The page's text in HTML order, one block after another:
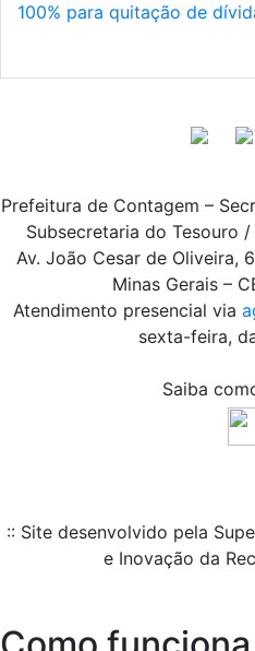
100% para quitação de
Prefeitura de Contagem –
Subsecretaria do Tesouro
Av. João Cesar de Oliveira,
Minas Gerais –
Atendimento presencial via
sexta-feira,
Saiba
:: Site desenvolvido pela
e Inovação da